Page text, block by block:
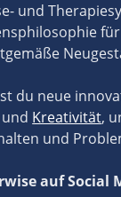
und
du neue
und Kreativität,
und
auf Social